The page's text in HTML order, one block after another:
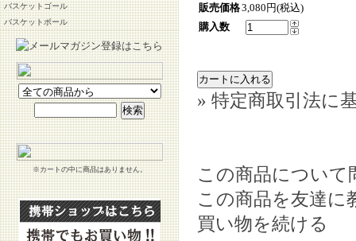
バスケットゴール
バスケットボール
※カートの中に商品はありません。
販売価格3,080円(税込)
購入数
» 特定商取引法に
この商品について
この商品を友達に
買い物を続ける